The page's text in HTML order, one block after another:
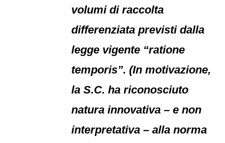
volumi di raccolta
differenziata previsti dalla
legge vigente “ratione
temporis”. (In motivazione,
la S.C. ha riconosciuto
natura innovativa – e non
interpretativa – alla norma